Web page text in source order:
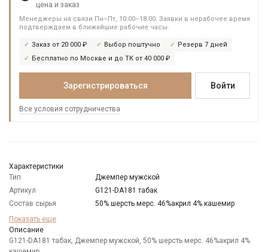
цена и заказ
Менеджеры на связи Пн–Пт, 10:00–18:00. Заявки в нерабочее время
подтверждаем в ближайшие рабочие часы.
Заказ от 20 000 ₽ Выбор поштучно
Резерв 7 дней
Бесплатно по Москве и до ТК от 40 000 ₽
Зарегистрироваться Войти
Все условия сотрудничества
Характеристики
Тип
Джемпер мужской
Артикул
G121-DA181 табак
Состав сырья
50% шерсть мерс. 46%акрил 4% кашемир
Бренд
Особенности
ткани
Показать еще
Описание
G121-DA181 табак, Джемпер мужской, 50% шерсть мерс. 46%акрил 4%